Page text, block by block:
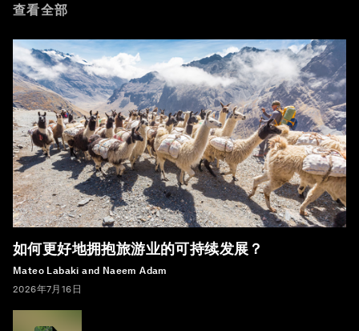
查看全部
如何更好地拥抱旅游业的可持续发展？
Mateo Labaki and Naeem Adam
2026年7月16日